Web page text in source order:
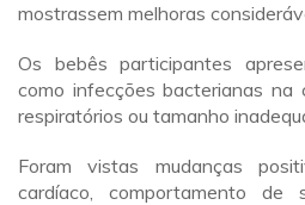
mostrassem melhoras
Os bebês participantes
como infecções bacterianas na
respiratórios ou tamanho
Foram vistas mudanças
cardíaco, comportamento